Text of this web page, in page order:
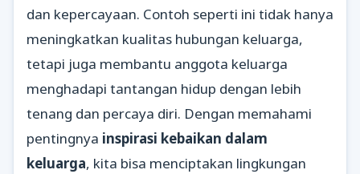
dan kepercayaan. Contoh seperti ini tidak hanya
meningkatkan kualitas hubungan keluarga,
tetapi juga membantu anggota keluarga
menghadapi tantangan hidup dengan lebih
tenang dan percaya diri. Dengan memahami
pentingnya inspirasi kebaikan dalam
keluarga, kita bisa menciptakan lingkungan